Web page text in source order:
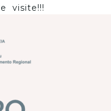
visite!!!